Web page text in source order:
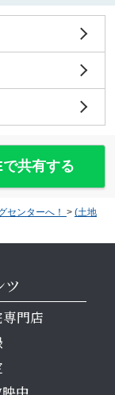
共有する
センターへ！ > (土地
ツ
門店